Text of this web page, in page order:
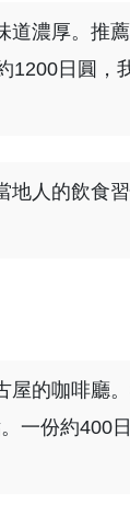
濃厚。推
1200日圓
人的飲食
的咖啡廳
一份約400